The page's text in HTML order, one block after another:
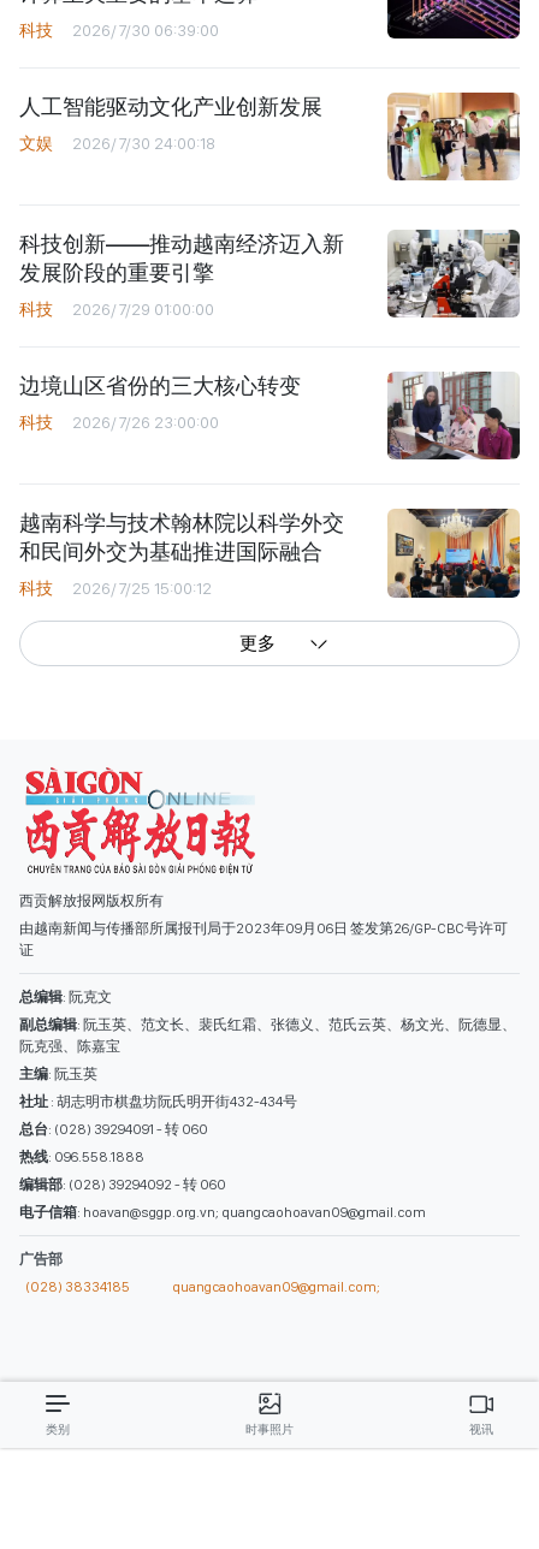
科技 2026/7/30 06:39:00
人工智能驱动文化产业创新发展
文娱 2026/7/30 24:00:18
科技创新——推动越南经济迈入新
发展阶段的重要引擎
科技 2026/7/29 01:00:00
边境山区省份的三大核心转变
科技 2026/7/26 23:00:00
越南科学与技术翰林院以科学外交
和民间外交为基础推进国际融合
科技 2026/7/25 15:00:12
更多
西贡解放报网版权所有
由越南新闻与传播部所属报刊局于2023年09月06日 签发第26/GP-CBC号许可
证
总编辑
副总编辑: 阮玉英、范文长、裴氏红霜、张德义、范氏云英、杨文光、阮德显、
总台: (028) 39294091 - 转 060
热线: 096.558.1888
编辑部: (028) 39294092 - 转 060